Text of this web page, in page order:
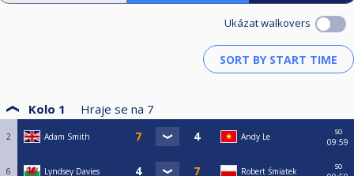
Ukázat walkovers
Kolo 1 Hraje se na 7
2 Adam Smith Andy Le
so
09:59
6 Lyndsey Davies Robert Śmiatek
so